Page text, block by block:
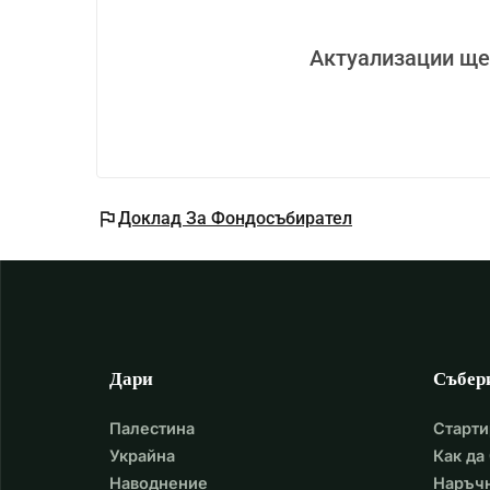
Актуализации
flagДоклад За Фондосъбирател
Дари
Палестина
Украйна
Наводнение
Как